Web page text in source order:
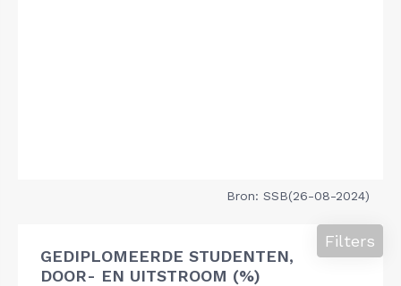
Bron: SSB(26-08-2024)
GEDIPLOMEERDE STUDENTEN,
DOOR- EN UITSTROOM (%)
Filters